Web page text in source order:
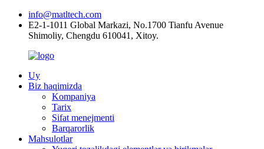
info@matltech.com
E2-1-1011 Global Markazi, No.1700 Tianfu Avenue
Shimoliy, Chengdu 610041, Xitoy.
Uy
Biz haqimizda
Kompaniya
Tarix
Sifat menejmenti
Barqarorlik
Mahsulotlar